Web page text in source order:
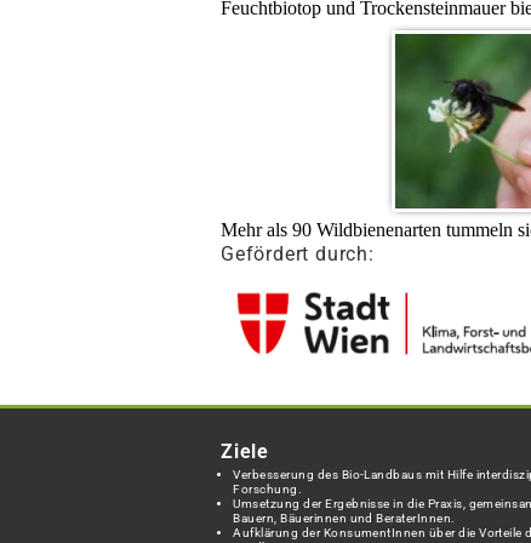
Feuchtbiotop und Trockensteinmauer
Mehr als 90 Wildbienenarten tummeln
Gefördert durch:
Ziele
Verbesserung des Bio-Landbaus mit Hilfe
Forschung.
Umsetzung der Ergebnisse in die Praxis,
Bauern, Bäuerinnen und BeraterInnen.
Aufklärung der KonsumentInnen über die Vorteile